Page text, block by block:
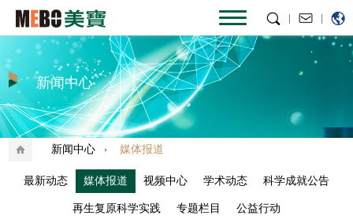
|
|
新闻中心
新闻中心 媒体报道
最新动态 媒体报道 视频中心 学术动态 科学成就公告
再生复原科学实践 专题栏目 公益行动